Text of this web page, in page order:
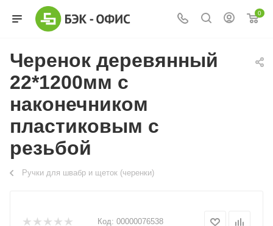
0
Черенок деревянный
22*1200мм с
наконечником
пластиковым с
резьбой
Ручки для швабр и щеток (черенки)
Код: 00000076538